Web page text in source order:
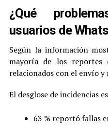
¿Qué
usuarios de
Según la información
mayoría de los reportes
relacionados con el envío y
El desglose de incidencias
63 % reportó fallas